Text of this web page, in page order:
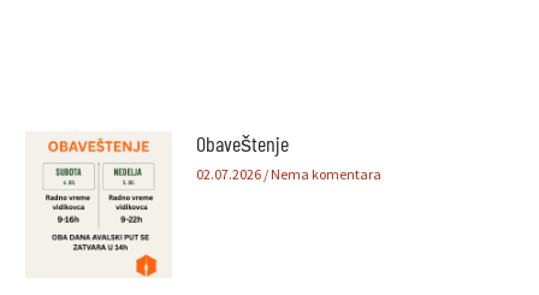
Obaveštenje
02.07.2026 Nema komentara